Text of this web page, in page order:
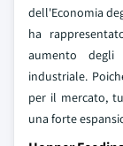
dell'Economia
ha
aumento
industriale.
per il mercato,
una forte